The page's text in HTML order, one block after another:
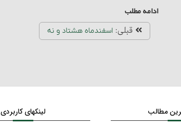
ادامه مطلب
قبلی: اسفندماه هشتاد و نه
مطالب لینکهای کاربردی